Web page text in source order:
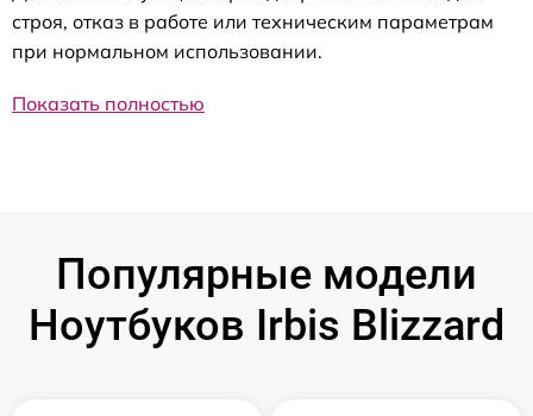
строя, отказ в работе или техническим параметрам
при нормальном использовании.
Показать полностью
Популярные модели
Ноутбуков Irbis Blizzard